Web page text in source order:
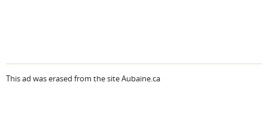
This ad was erased from the site Aubaine.ca